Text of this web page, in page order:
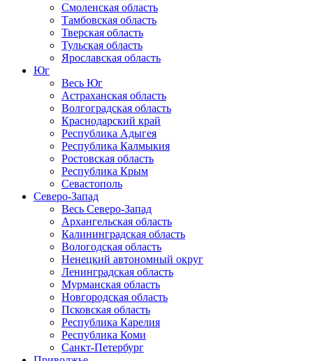
Смоленская область
Тамбовская область
Тверская область
Тульская область
Ярославская область
Юг
Весь Юг
Астраханская область
Волгоградская область
Краснодарский край
Республика Адыгея
Республика Калмыкия
Ростовская область
Республика Крым
Севастополь
Северо-Запад
Весь Северо-Запад
Архангельская область
Калининградская область
Вологодская область
Ненецкий автономный округ
Ленинградская область
Мурманская область
Новгородская область
Псковская область
Республика Карелия
Республика Коми
Санкт-Петербург